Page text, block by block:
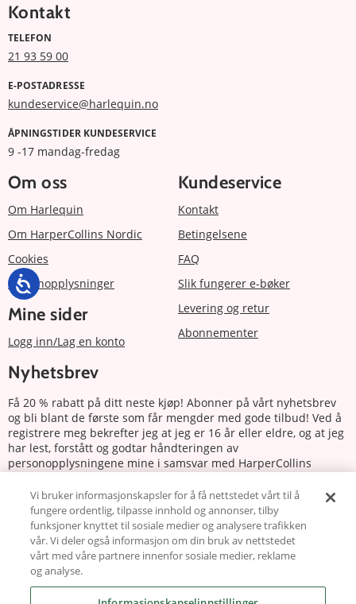
Kontakt
TELEFON
21 93 59 00
E-POSTADRESSE
kundeservice@harlequin.no
ÅPNINGSTIDER KUNDESERVICE
9 -17 mandag-fredag
Om oss
Om Harlequin
Om HarperCollins Nordic
Cookies
Personopplysninger
Mine sider
Logg inn/Lag en konto
Kundeservice
Kontakt
Betingelsene
FAQ
Slik fungerer e-bøker
Levering og retur
Abonnementer
Nyhetsbrev
Få 20 % rabatt på ditt neste kjøp! Abonner på vårt nyhetsbrev
og bli blant de første som får mengder med gode tilbud! Ved å
registrere meg bekrefter jeg at jeg er 16 år eller eldre, og at jeg
har lest, forstått og godtar håndteringen av
personopplysningene mine i samsvar med HarperCollins
Abonnere
Følg oss
Vi bruker informasjonskapsler for å få nettstedet vårt til å
fungere ordentlig, tilpasse innhold og annonser, tilby
funksjoner knyttet til sosiale medier og analysere trafikken
vår. Vi deler også informasjon om din bruk av nettstedet
vårt med våre partnere innenfor sosiale medier, reklame
og analyse.